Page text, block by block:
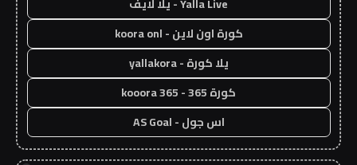
كورة اون لاين - koora onl
يلا كورة - yallakora
كورة 365 - kooora 365
اس جول - AS Goal